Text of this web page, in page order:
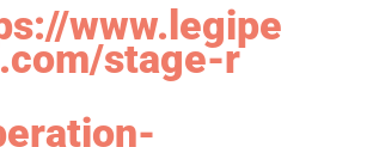
www.legipe
stage-r